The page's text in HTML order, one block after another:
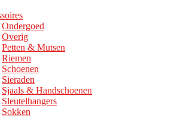
Ondergoed
Overig
Petten & Mutsen
Riemen
Schoenen
Sieraden
Sjaals & Handschoenen
Sleutelhangers
Sokken